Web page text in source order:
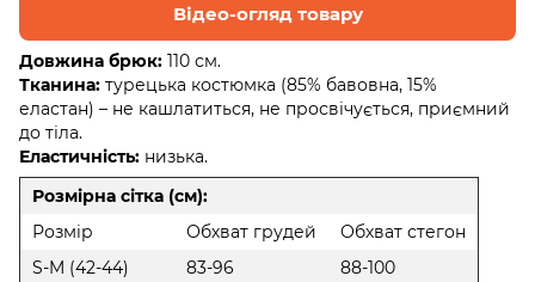
Відео-огляд товару
Довжина брюк: 110 см.
Тканина: турецька костюмка (85% бавовна, 15%
еластан) – не кашлатиться, не просвічується, приємний
до тіла.
Еластичність: низька.
Розмірна сітка (см):
Розмір
Обхват грудей
Обхват стегон
S-M (42-44)
83-96
88-100